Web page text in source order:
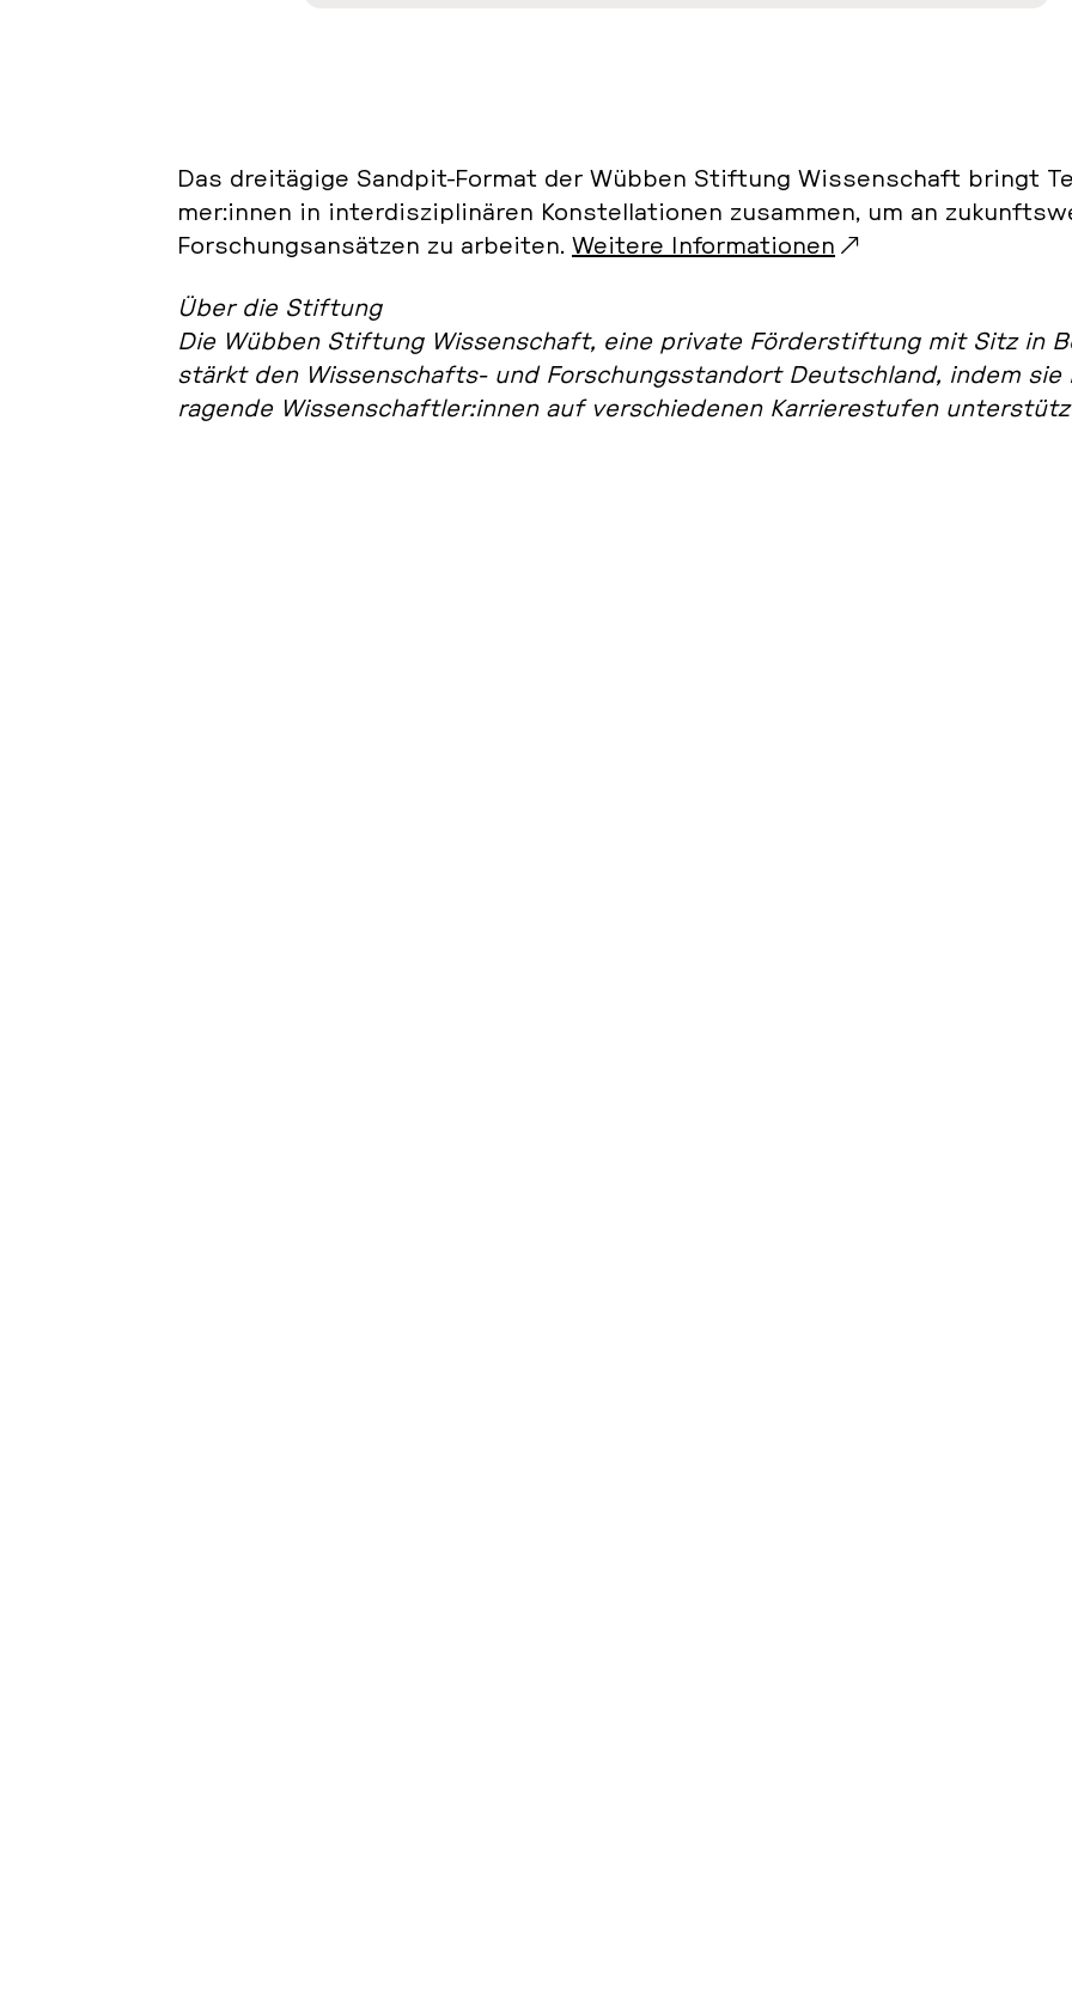
Das drei­tä­gi­ge Sandpit-Format der Wübben Stif­tung Wis­sen­schaft bringt
mer:innen in in­ter­dis­zi­pli­nä­ren Kon­stel­la­tio­nen zu­sam­men, um an
For­schungs­an­sät­zen zu ar­bei­ten. Weitere In­for­ma­tio­nen
Über die Stif­tung
Die Wübben Stif­tung Wis­sen­schaft, eine private För­der­stif­tung mit Sitz in
stärkt den Wis­sen­schafts- und For­schungs­stand­ort Deutsch­land, indem
ra­gen­de Wis­sen­schaft­ler:innen auf ver­schie­de­nen Kar­rie­re­stu­fen